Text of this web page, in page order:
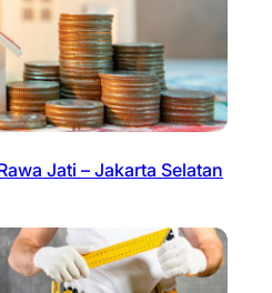
Jati – Jakarta Selatan